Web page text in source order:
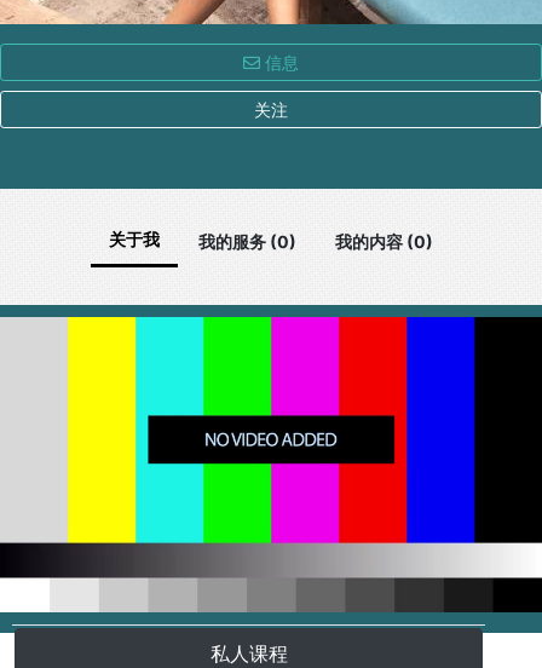
信息
关注
关于我 我的服务 (0) 我的内容 (0)
私人课程